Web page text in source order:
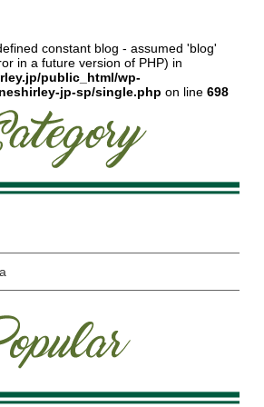
constant blog - assumed 'blog'
in a future version of PHP) in
public_html/wp-
jp-sp/single.php on line698